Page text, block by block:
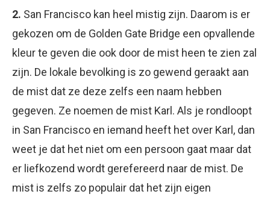
2. San Francisco kan heel mistig zijn. Daarom is er
gekozen om de Golden Gate Bridge een opvallende
kleur te geven die ook door de mist heen te zien zal
zijn. De lokale bevolking is zo gewend geraakt aan
de mist dat ze deze zelfs een naam hebben
gegeven. Ze noemen de mist Karl. Als je rondloopt
in San Francisco en iemand heeft het over Karl, dan
weet je dat het niet om een persoon gaat maar dat
er liefkozend wordt gerefereerd naar de mist. De
mist is zelfs zo populair dat het zijn eigen